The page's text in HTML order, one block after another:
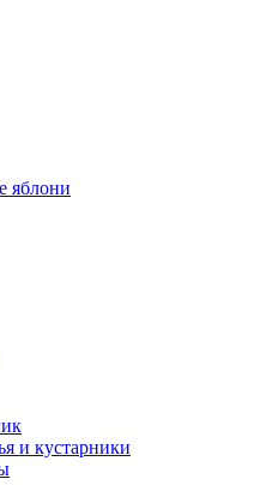
яблони
и кустарники